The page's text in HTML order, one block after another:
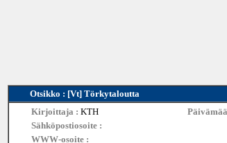
Otsikko : [Vt] Törkytaloutta
Kirjoittaja : KTH
Sähköpostiosoite :
WWW-osoite :